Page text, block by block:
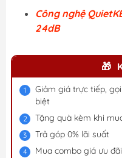
Công nghệ
24dB
Giảm giá trực tiếp, gọi
biệt
Tặng quà kèm khi
Trả góp 0% lãi suất
Mua combo giá ưu đãi